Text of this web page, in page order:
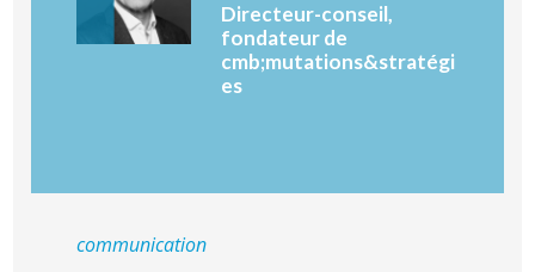
Directeur-conseil,
fondateur de
cmb;mutations&stratégi
es
communication